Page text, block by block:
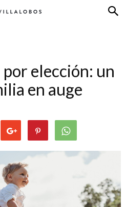
elección: un
en auge